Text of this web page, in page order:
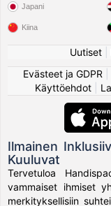
Japani
Kiina
Uutiset
Evästeet ja GDPR
Käyttöehdot
Ilmainen
Kuuluvat
Tervetuloa
vammaiset ihmiset
merkityksellisiin